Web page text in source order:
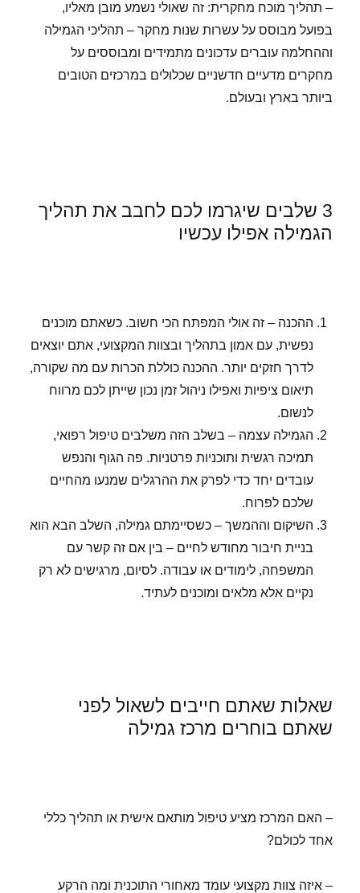
– תהליך מוכח מחקרית: זה שאולי נשמע מובן מאליו,
בפועל מבוסס על עשרות שנות מחקר – תהליכי הגמילה
וההחלמה עוברים עדכונים מתמידים ומבוססים על
מחקרים מדעיים חדשניים שכלולים במרכזים הטובים
ביותר בארץ ובעולם.
3 שלבים שיגרמו לכם לחבב את תהליך
הגמילה אפילו עכשיו
ההכנה – זה אולי המפתח הכי חשוב. כשאתם מוכנים
נפשית, עם אמון בתהליך ובצוות המקצועי, אתם יוצאים
לדרך חזקים יותר. ההכנה כוללת הכרות עם מה שקורה,
תיאום ציפיות ואפילו ניהול זמן נכון שייתן לכם מרווח
לנשום.
הגמילה עצמה – בשלב הזה משלבים טיפול רפואי,
תמיכה רגשית ותוכניות פרטניות. פה הגוף והנפש
עובדים יחד כדי לפרק את ההרגלים שמנעו מהחיים
שלכם לפרוח.
השיקום וההמשך – כשסיימתם גמילה, השלב הבא הוא
בניית חיבור מחודש לחיים – בין אם זה קשר עם
המשפחה, לימודים או עבודה. לסיום, מרגישים לא רק
נקיים אלא מלאים ומוכנים לעתיד.
שאלות שאתם חייבים לשאול לפני
שאתם בוחרים מרכז גמילה
– האם המרכז מציע טיפול מותאם אישית או תהליך כללי
אחד לכולם?
– איזה צוות מקצועי עומד מאחורי התוכנית ומה הרקע